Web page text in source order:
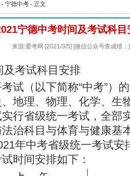
- 宁德中考 - 正文
宁德中考时间及考试科目
来源:爱考网 [2021/3/5] [微信公众号查成绩：]
及考试科目安排
试（以下简称“中考”）
地理、物理、化学、生
行省级统一考试，全部
治科目与体育与健康基
年中考省级统一考试安
时间安排如下：